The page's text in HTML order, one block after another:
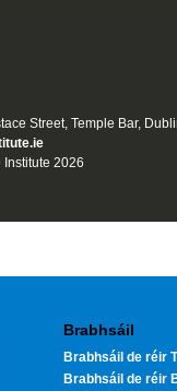
Street, Temple Bar,
Institute 2026
Brabhsáil
Brabhsáil de réir
Brabhsáil de réir